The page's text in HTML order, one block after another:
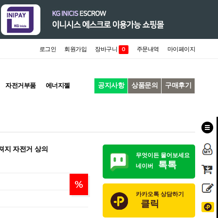
로그인 회원가입 장바구니 0 주문내역 마이페이지
자전거부품 에너지젤 공지사항 상품문의 구매후기
지 자전거 상의
%
무엇이든 물어보세요
네이버
톡톡
카카오톡 상담하기
클릭